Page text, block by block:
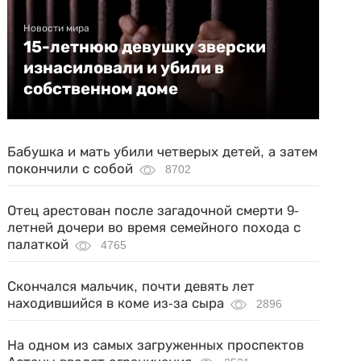
Новости мира
15-летнюю девушку зверски
изнасиловали и убили в
собственном доме
Бабушка и мать убили четверых детей, а затем
покончили с собой
8702
Отец арестован после загадочной смерти 9-
летней дочери во время семейного похода с
палаткой
4765
Скончался мальчик, почти девять лет
находившийся в коме из-за сыра
2896
На одном из самых загруженных проспектов